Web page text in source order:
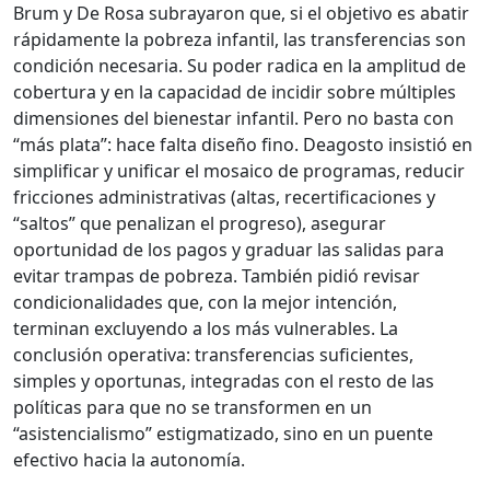
Brum y De Rosa subrayaron que, si el objetivo es abatir
rápidamente la pobreza infantil, las transferencias son
condición necesaria. Su poder radica en la amplitud de
cobertura y en la capacidad de incidir sobre múltiples
dimensiones del bienestar infantil. Pero no basta con
“más plata”: hace falta diseño fino. Deagosto insistió en
simplificar y unificar el mosaico de programas, reducir
fricciones administrativas (altas, recertificaciones y
“saltos” que penalizan el progreso), asegurar
oportunidad de los pagos y graduar las salidas para
evitar trampas de pobreza. También pidió revisar
condicionalidades que, con la mejor intención,
terminan excluyendo a los más vulnerables. La
conclusión operativa: transferencias suficientes,
simples y oportunas, integradas con el resto de las
políticas para que no se transformen en un
“asistencialismo” estigmatizado, sino en un puente
efectivo hacia la autonomía.